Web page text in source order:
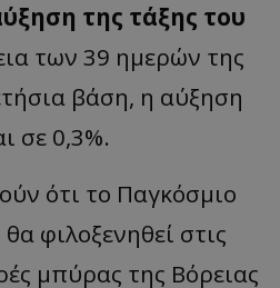
της τάξης του
των 39 ημερών της
βάση, η αύξηση
σε 0,3%.
ότι το Παγκόσμιο
φιλοξενηθεί στις
μπύρας της Βόρειας